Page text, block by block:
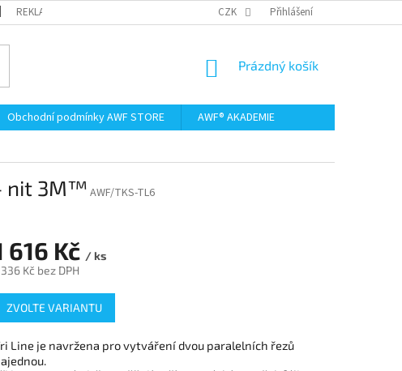
REKLAMACE A VRÁCENÍ ZBOŽÍ CZK Přihlášení
NÁKUPNÍ
Prázdný košík
Obchodní podmínky AWF STORE
AWF® AKADEMIE
nit 3M™ AWF/TKS-TL6
616 Kč / ks
Kč bez DPH
cena:
ZVOLTE VARIANTU
Line je navržena pro vytváření dvou paralelních řezů